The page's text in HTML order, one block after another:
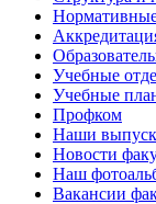
Учебные
Учебные
Профком
Наши
Новости
Наш
Вакансии